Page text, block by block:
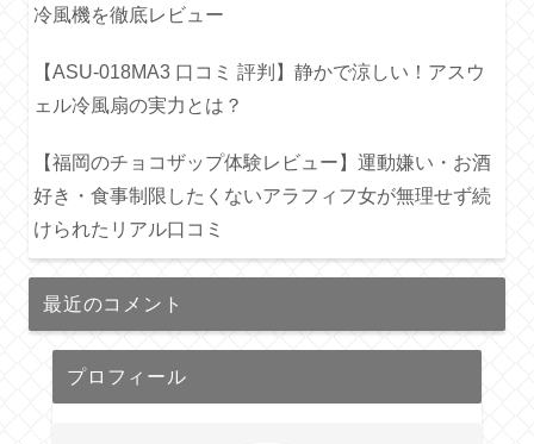
冷風機を徹底レビュー
【ASU-018MA3 口コミ 評判】静かで涼しい！アスウ
ェル冷風扇の実力とは？
【福岡のチョコザップ体験レビュー】運動嫌い・お酒
好き・食事制限したくないアラフィフ女が無理せず続
けられたリアル口コミ
最近のコメント
プロフィール